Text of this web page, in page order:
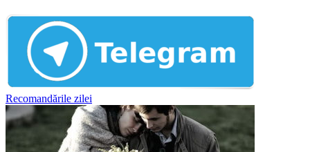
Recomandările zilei